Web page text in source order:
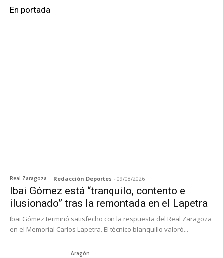
En portada
Real Zaragoza Redacción Deportes - 09/08/2026
Ibai Gómez está “tranquilo, contento e
ilusionado” tras la remontada en el Lapetra
Ibai Gómez terminó satisfecho con la respuesta del Real Zaragoza
en el Memorial Carlos Lapetra. El técnico blanquillo valoró...
Aragón